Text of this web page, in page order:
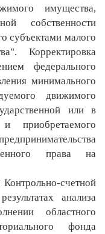
имущества,
собственности
субъектами малого
Корректировка
федерального
минимального
движимого
или в
приобретаемого
права на
счетной
анализа
областного
фонда